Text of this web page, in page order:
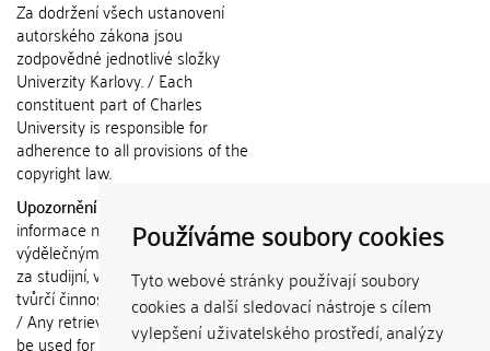
Používáme soubory cookies
Tyto webové stránky používají soubory
cookies a další sledovací nástroje s cílem
vylepšení uživatelského prostředí, analýzy
Za dodržení všech ustanovení
autorského zákona jsou
zodpovědné jednotlivé složky
Univerzity Karlovy. / Each
constituent part of Charles
University is responsible for
adherence to all provisions of the
copyright law.
Upozornění / Notice:
informace nemohou být použity k
výdělečným účelům nebo vydávány
za studijní, vědeckou nebo jinou
tvůrčí činnost jiné osoby než autora.
/ Any retrieved information shall not
be used for any commercial